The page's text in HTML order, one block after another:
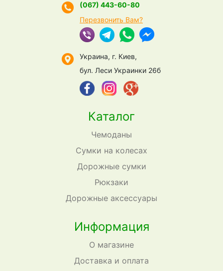
Каталог
Чемоданы
Сумки на колесах
Дорожные сумки
Рюкзаки
Дорожные аксессуары
Информация
О магазине
Доставка и оплата
(067) 443-60-80
Перезвонить Вам?
Украина, г. Киев,
бул. Леси Украинки 26б